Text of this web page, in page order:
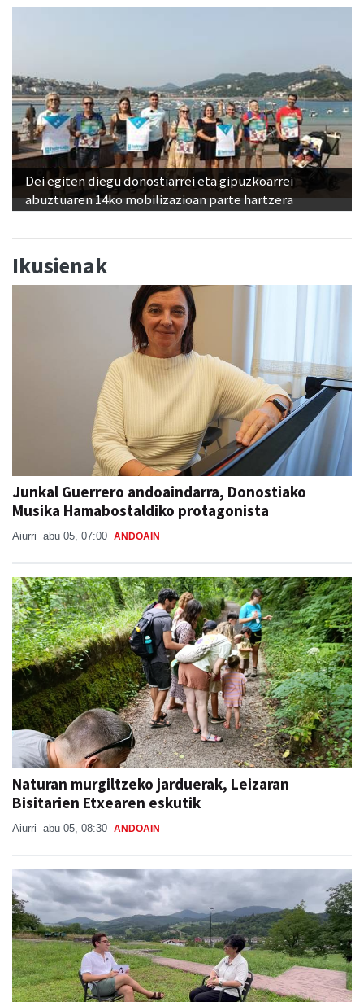
Dei egiten diegu donostiarrei eta gipuzkoarrei
abuztuaren 14ko mobilizazioan parte hartzera
Ikusienak
Junkal Guerrero andoaindarra, Donostiako
Musika Hamabostaldiko protagonista
Aiurri abu 05, 07:00 ANDOAIN
Naturan murgiltzeko jarduerak, Leizaran
Bisitarien Etxearen eskutik
Aiurri abu 05, 08:30 ANDOAIN